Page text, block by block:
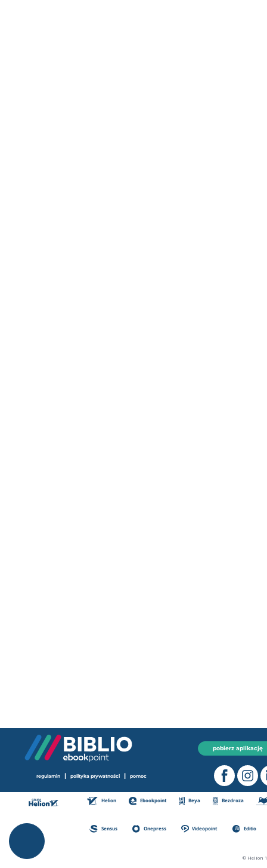
pobierz aplikację
regulamin | polityka prywatności | pomoc
Helion Ebookpoint Beya Bezdroza
Sensus Onepress Videopoint Editio
© Helion